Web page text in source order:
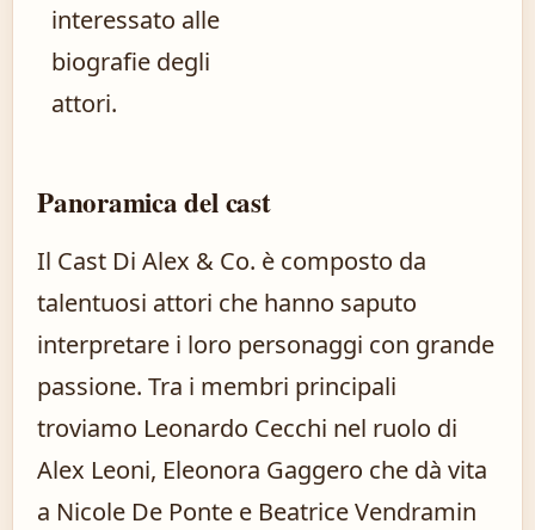
interessato alle
biografie degli
attori.
Panoramica del cast
Il Cast Di Alex & Co. è composto da
talentuosi attori che hanno saputo
interpretare i loro personaggi con grande
passione. Tra i membri principali
troviamo Leonardo Cecchi nel ruolo di
Alex Leoni, Eleonora Gaggero che dà vita
a Nicole De Ponte e Beatrice Vendramin